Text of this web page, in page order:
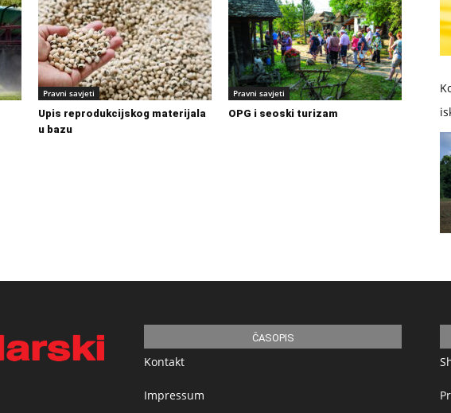
Pravni savjeti
Upis reprodukcijskog materijala
u bazu
Pravni savjeti
OPG i seoski turizam
ČASOPIS
Kontakt
Impressum